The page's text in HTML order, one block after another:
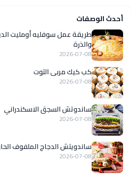
أحدث الوصفات
طريقة عمل سوفليه أومليت
والذرة
2026-07-08
كب كيك مربى التوت
2026-07-08
ساندوتش السجق الاسكندراني
2026-07-08
ساندويتش الدجاج الملفوف
2026-07-08